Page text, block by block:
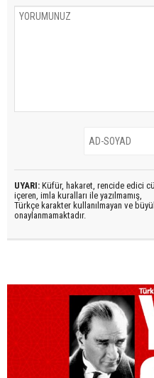
UYARI: Küfür, hakaret, rencide edici
içeren, imla kuralları ile yazılmamış,
Türkçe karakter kullanılmayan ve
onaylanmamaktadır.